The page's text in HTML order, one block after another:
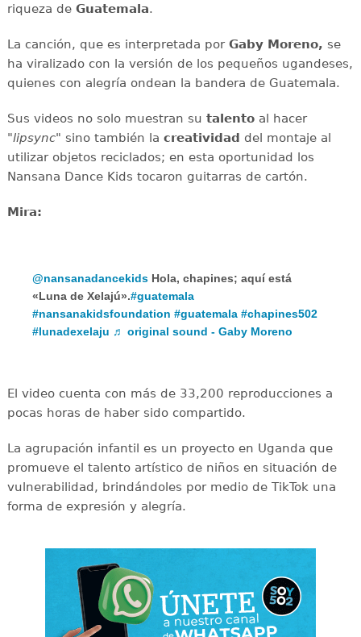
riqueza de Guatemala.
La canción, que es interpretada por Gaby Moreno, se
ha viralizado con la versión de los pequeños ugandeses,
quienes con alegría ondean la bandera de Guatemala.
Sus videos no solo muestran su talentoal hacer
"lipsync" sino también la creatividad del montaje al
utilizar objetos reciclados; en esta oportunidad los
Nansana Dance Kids tocaron guitarras de cartón.
Mira:
@nansanadancekids Hola, chapines; aquí está
«Luna de Xelajú».#guatemala
#nansanakidsfoundation #guatemala #chapines502
#lunadexelaju ♬ original sound - Gaby Moreno
El video cuenta con más de 33,200 reproducciones a
pocas horas de haber sido compartido.
La agrupación infantil es un proyecto en Uganda que
promueve el talento artístico de niños en situación de
vulnerabilidad, brindándoles por medio de TikTok una
forma de expresión y alegría.